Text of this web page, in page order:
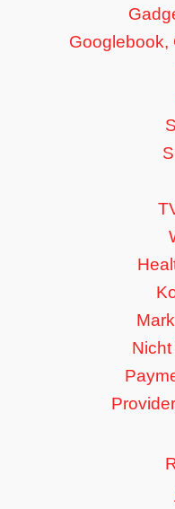
Googlebook,